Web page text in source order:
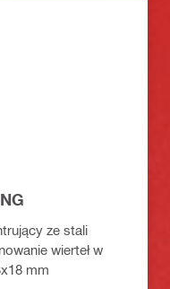
ze stali
wierteł w
mm